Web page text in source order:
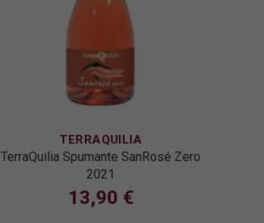
TERRAQUILIA
TerraQuilia Spumante SanRosé Zero
2021
13,90 €